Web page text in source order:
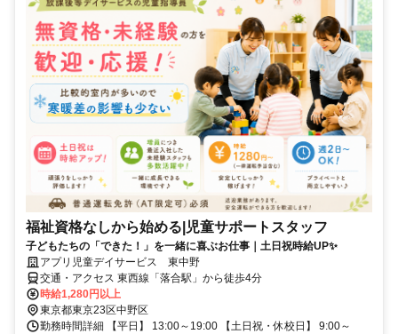
福祉資格なしから始める|児童サポートスタッフ
子どもたちの「できた！」を一緒に喜ぶお仕事｜土日祝時給UP✨
アプリ児童デイサービス 東中野
交通・アクセス 東西線「落合駅」から徒歩4分
時給1,280円以上
東京都東京23区中野区
勤務時間詳細 【平日】 13:00～19:00 【土日祝・休校日】 9:00～